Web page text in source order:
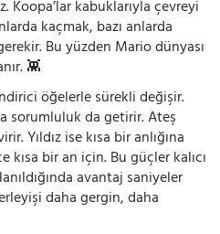
Koopa’lar kabuklarıyla çevreyi
kaçmak, bazı anlarda
Bu yüzden Mario dünyası
👾
öğelerle sürekli değişir.
sorumluluk da getirir. Ateş
Yıldız ise kısa bir anlığına
kısa bir an için. Bu güçler kalıcı
avantaj saniyeler
daha gergin, daha